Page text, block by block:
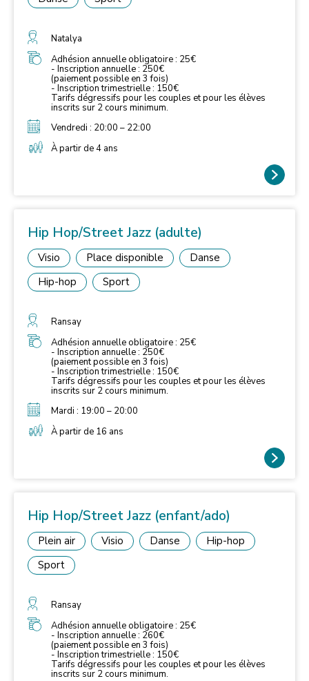
Natalya
Adhésion annuelle obligatoire : 25€
- Inscription annuelle : 250€
(paiement possible en 3 fois)
- Inscription trimestrielle : 150€
Tarifs dégressifs pour les couples et pour les élèves
inscrits sur 2 cours minimum.
Vendredi : 20:00 – 22:00
À partir de 4 ans
Hip Hop/Street Jazz (adulte)
Visio Place disponible
Danse
Hip-hop
Sport
Ransay
Adhésion annuelle obligatoire : 25€
- Inscription annuelle : 250€
(paiement possible en 3 fois)
- Inscription trimestrielle : 150€
Tarifs dégressifs pour les couples et pour les élèves
inscrits sur 2 cours minimum.
Mardi : 19:00 – 20:00
À partir de 16 ans
Hip Hop/Street Jazz (enfant/ado)
Plein air Visio Danse
Hip-hop
Sport
Ransay
Adhésion annuelle obligatoire : 25€
- Inscription annuelle : 260€
(paiement possible en 3 fois)
- Inscription trimestrielle : 150€
Tarifs dégressifs pour les couples et pour les élèves
inscrits sur 2 cours minimum.